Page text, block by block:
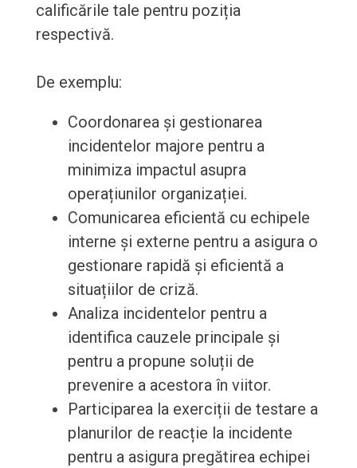
calificările tale pentru poziția
respectivă.
De exemplu:
Coordonarea și gestionarea
incidentelor majore pentru a
minimiza impactul asupra
operațiunilor organizației.
Comunicarea eficientă cu echipele
interne și externe pentru a asigura o
gestionare rapidă și eficientă a
situațiilor de criză.
Analiza incidentelor pentru a
identifica cauzele principale și
pentru a propune soluții de
prevenire a acestora în viitor.
Participarea la exerciții de testare a
planurilor de reacție la incidente
pentru a asigura pregătirea echipei